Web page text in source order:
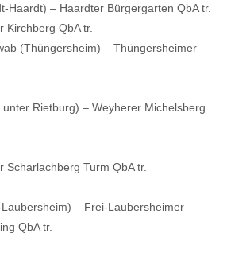
Haardt) – Haardter Bürgergarten QbA tr.
Kirchberg QbA tr.
(Thüngersheim) – Thüngersheimer
Rietburg) – Weyherer Michelsberg
Scharlachberg Turm QbA tr.
– Frei-Laubersheimer
QbA tr.